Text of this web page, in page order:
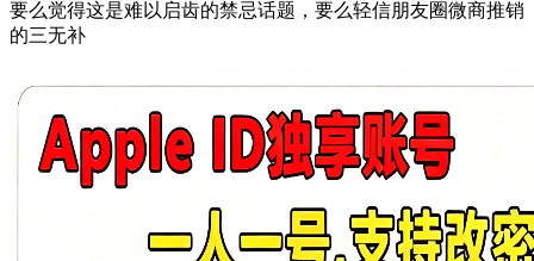
要么觉得这是难以启齿的禁忌话题，要么轻信朋友圈微商推销
的三无补